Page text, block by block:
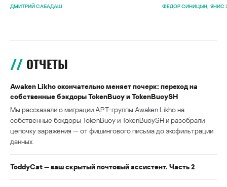
ДМИТРИЙ САБАДАШ
ФЕДОР СИНИЦЫН ЯНИС
ОТЧЕТЫ
Awaken Likho окончательно меняет почерк: переход на
собственные бэкдоры TokenBuoy и TokenBuoySH
Мы рассказали о миграции APT-группы Awaken Likho на
собственные бэкдоры TokenBuoy и TokenBuoySH и разобрали
цепочку заражения — от фишингового письма до эксфильтрации
данных.
ToddyCat — ваш скрытый почтовый ассистент. Часть 2